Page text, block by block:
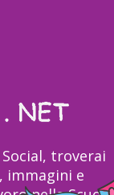
troverai
immagini e